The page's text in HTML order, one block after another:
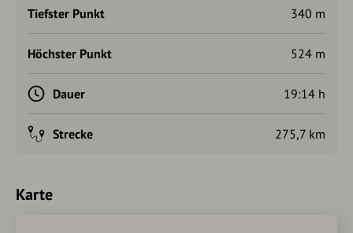
Tiefster Punkt 340 m
Höchster Punkt 524 m
Dauer 19:14 h
Strecke 275,7 km
Karte